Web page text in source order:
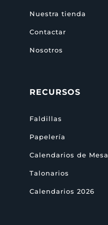
Nuestra tienda
Contactar
Nosotros
RECURSOS
Faldillas
Papelería
Calendarios de Mesa
Talonarios
Calendarios 2026